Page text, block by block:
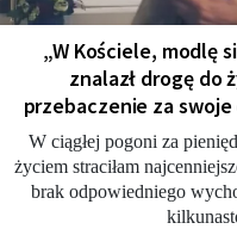
„W Kościele, modlę
znalazł drogę do
przebaczenie za swoje
W ciągłej pogoni za
życiem straciłam
brak odpowiedniego